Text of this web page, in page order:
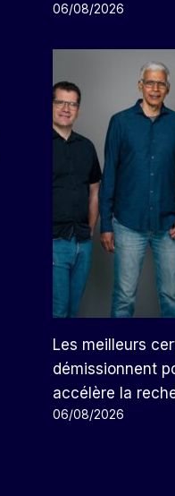
06/08/2026
Les meilleurs
démissionnent
accélère la
06/08/2026